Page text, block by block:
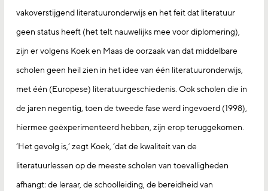
vakoverstijgend literatuuronderwijs en het feit dat literatuur
geen status heeft (het telt nauwelijks mee voor diplomering),
zijn er volgens Koek en Maas de oorzaak van dat middelbare
scholen geen heil zien in het idee van één literatuuronderwijs,
met één (Europese) literatuurgeschiedenis. Ook scholen die in
de jaren negentig, toen de tweede fase werd ingevoerd (1998),
hiermee geëxperimenteerd hebben, zijn erop teruggekomen.
‘Het gevolg is,’ zegt Koek, ‘dat de kwaliteit van de
literatuurlessen op de meeste scholen van toevalligheden
afhangt: de leraar, de schoolleiding, de bereidheid van